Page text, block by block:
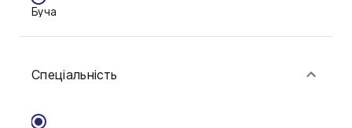
Буча
Васильків
Спеціальність